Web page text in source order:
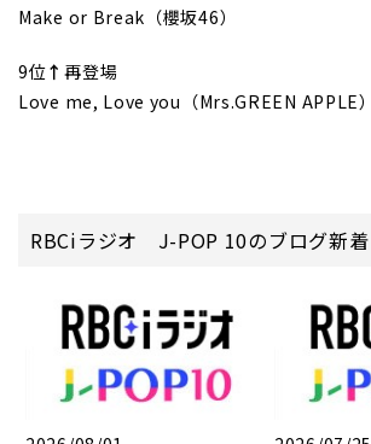
Make or Break（櫻坂46）
9位↑再登場
Love me, Love you（Mrs.GREEN APPLE）
RBCiラジオ J-POP 10のブログ新着